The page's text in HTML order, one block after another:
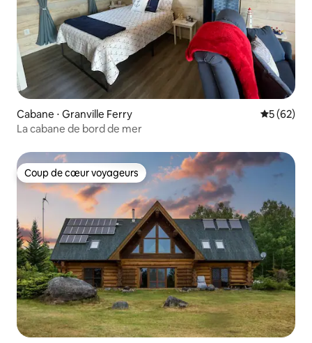
Cabane ⋅ Granville Ferry
5 (62)
La cabane de bord de mer
Coup de cœur voyageurs
Coup de cœur voyageurs